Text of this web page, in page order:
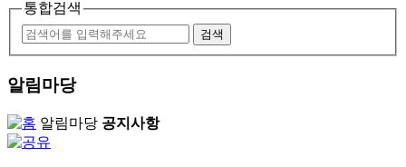
통합검색
알림마당
알림마당 공지사항